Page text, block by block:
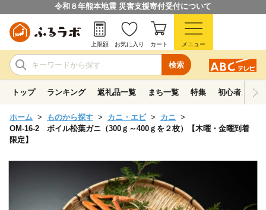
令和８年熊本地震 災害支援寄付受付について
検索
上限額 お気に入り カート メニュー
トップ ランキング 返礼品一覧 まち一覧 特集 初心者ガイド
ホーム ものから探す カニ・エビ
カニ
OM-16-2 ボイル松葉ガニ（300ｇ～400ｇを２枚）【木曜・金曜到着
限定】